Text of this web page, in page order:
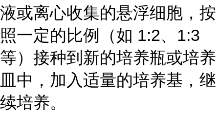
液或离心收集的悬浮细胞，按
照一定的比例（如 1:2、1:3
等）接种到新的培养瓶或培养
皿中，加入适量的培养基，继
续培养。